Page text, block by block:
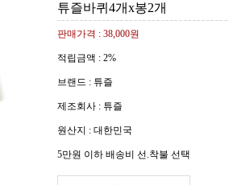
튜즐바퀴4개x봉2개
판매가격 : 38,000원
적립금액 : 2%
브랜드 : 튜즐
제조회사 : 튜즐
원산지 : 대한민국
5만원 이하 배송비 선.착불 선택